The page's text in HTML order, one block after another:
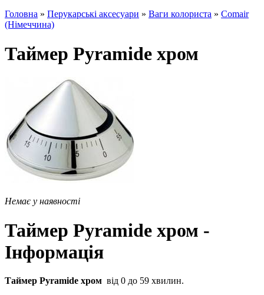
Головна » Перукарські аксесуари » Ваги колориста » Comair
(Німеччина)
Таймер Pyramide хром
Немає у наявності
Таймер Pyramide хром -
Інформація
Таймер Pyramide хром від 0 до 59 хвилин.